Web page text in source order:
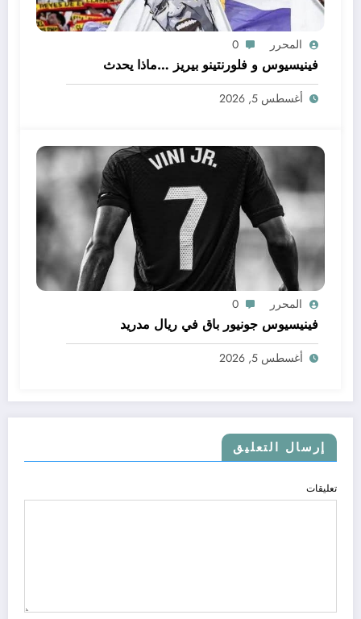
المحرر 0
فينيسيوس و فلورنتينو بيريز …ماذا يحدث
أغسطس 5, 2026
المحرر 0
فينيسيوس جونيور باق في ريال مدريد
أغسطس 5, 2026
إرسال التعليق
تعليقات